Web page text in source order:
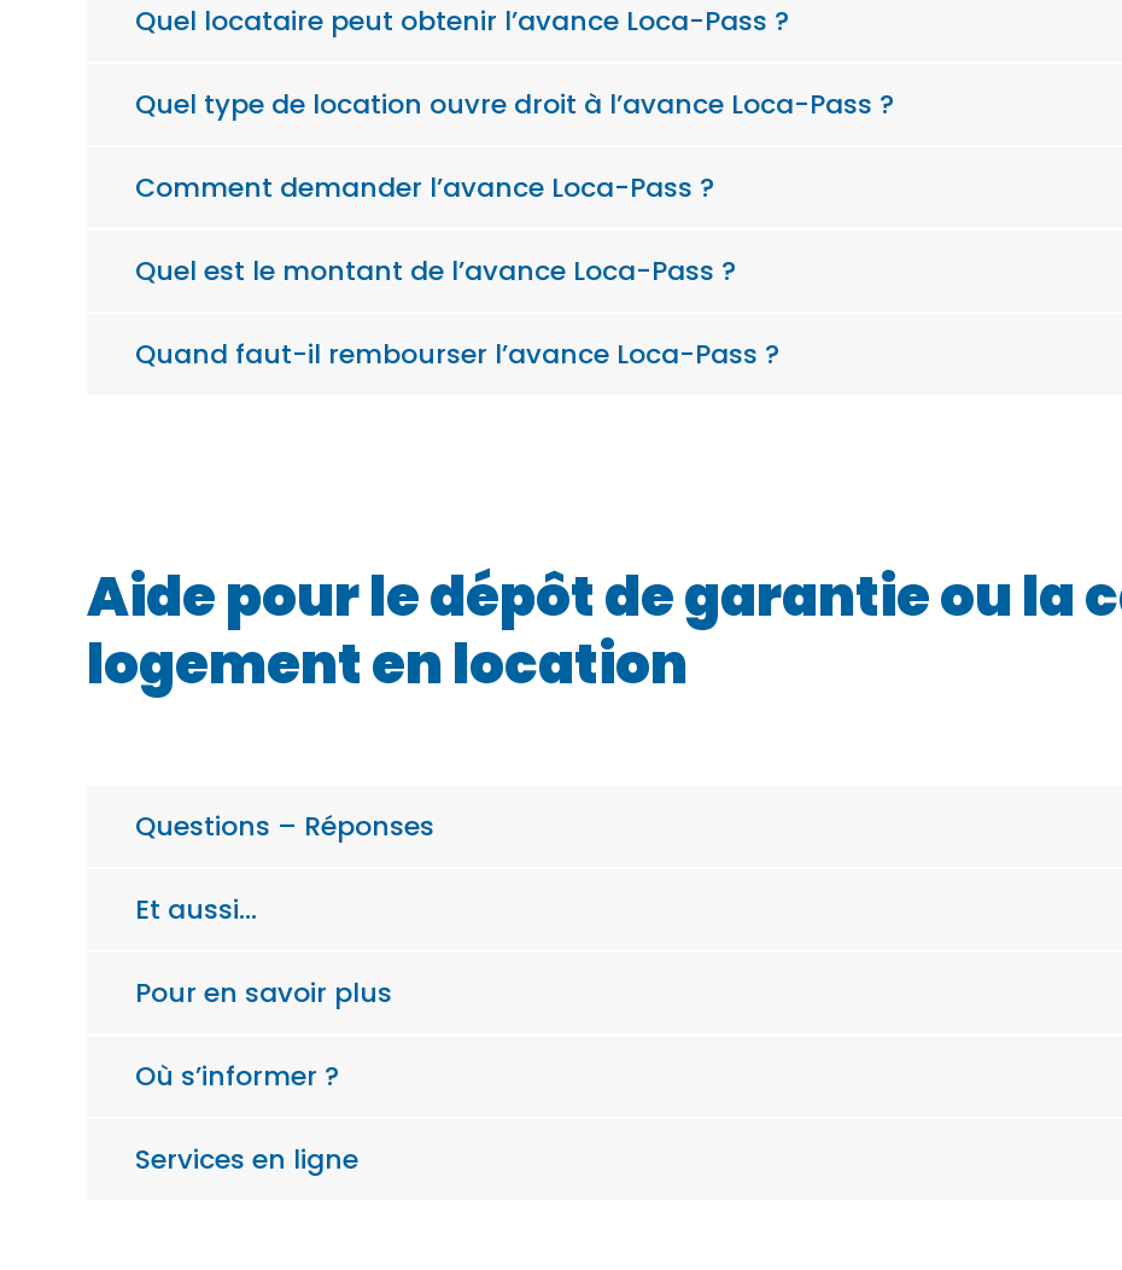
Quel locataire peut obtenir l’avance Loca-Pass ?
Quel type de location ouvre droit à l’avance Loca-Pass ?
Comment demander l’avance Loca-Pass ?
Quel est le montant de l’avance Loca-Pass ?
Quand faut-il rembourser l’avance Loca-Pass ?
Aide pour le dépôt de garantie ou la
logement en location
Questions – Réponses
Et aussi…
Pour en savoir plus
Où s’informer ?
Services en ligne